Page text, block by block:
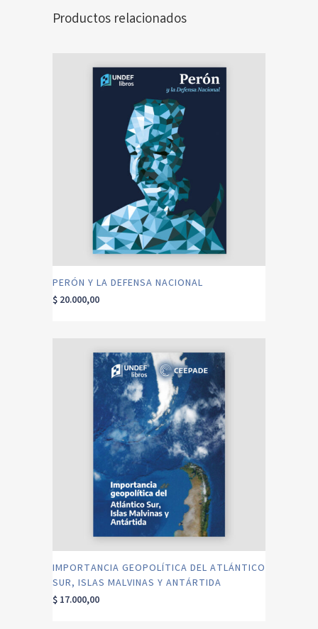
Productos relacionados
PERÓN Y LA DEFENSA NACIONAL
$ 20.000,00
IMPORTANCIA GEOPOLÍTICA DEL ATLÁNTICO
SUR, ISLAS MALVINAS Y ANTÁRTIDA
$ 17.000,00